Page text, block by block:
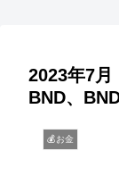
2023年7
BND、
💰お金